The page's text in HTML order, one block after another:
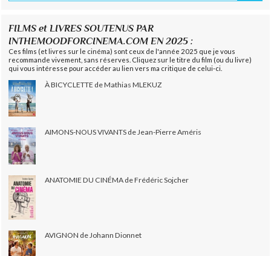
FILMS et LIVRES SOUTENUS PAR
INTHEMOODFORCINEMA.COM EN 2025 :
Ces films (et livres sur le cinéma) sont ceux de l'année 2025 que je vous
recommande vivement, sans réserves. Cliquez sur le titre du film (ou du livre)
qui vous intéresse pour accéder au lien vers ma critique de celui-ci.
À BICYCLETTE de Mathias MLEKUZ
AIMONS-NOUS VIVANTS de Jean-Pierre Améris
ANATOMIE DU CINÉMA de Frédéric Sojcher
AVIGNON de Johann Dionnet